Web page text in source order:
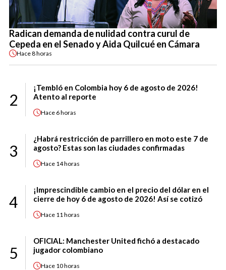
Radican demanda de nulidad contra curul de
Cepeda en el Senado y Aida Quilcué en Cámara
Hace8 horas
2
¡Tembló en Colombia hoy 6 de agosto de 2026!
Atento al reporte
Hace 6 horas
3
¿Habrá restricción de parrillero en moto este 7 de
agosto? Estas son las ciudades confirmadas
Hace 14 horas
4
¡Imprescindible cambio en el precio del dólar en el
cierre de hoy 6 de agosto de 2026! Así se cotizó
Hace 11 horas
5
OFICIAL: Manchester United fichó a destacado
jugador colombiano
Hace 10 horas